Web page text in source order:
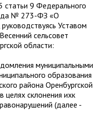
9 Федерального
№ 273-ФЗ «О
Уставом
сельсовет
области:
муниципальными
образования
района Оренбургской
склонения ихк
(далее -